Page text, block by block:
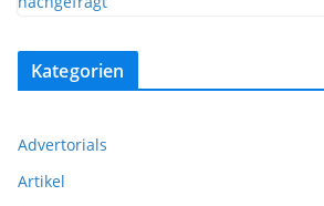
Kategorien
Advertorials
Artikel